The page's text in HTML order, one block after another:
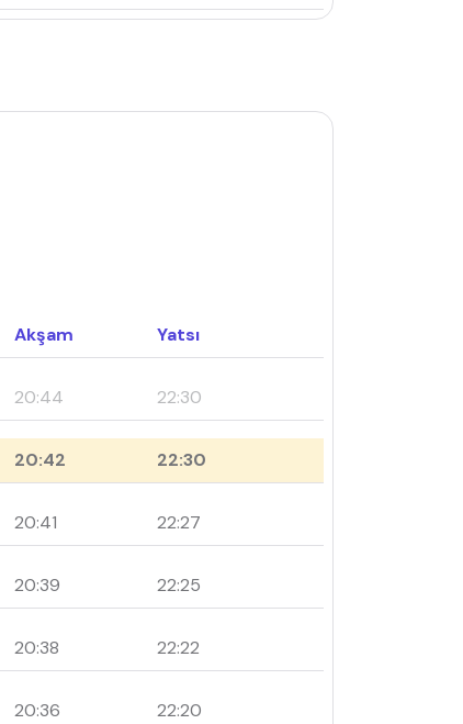
Akşam Yatsı
20:44 22:30
20:42 22:30
20:41 22:27
20:39 22:25
20:38 22:22
20:36 22:20